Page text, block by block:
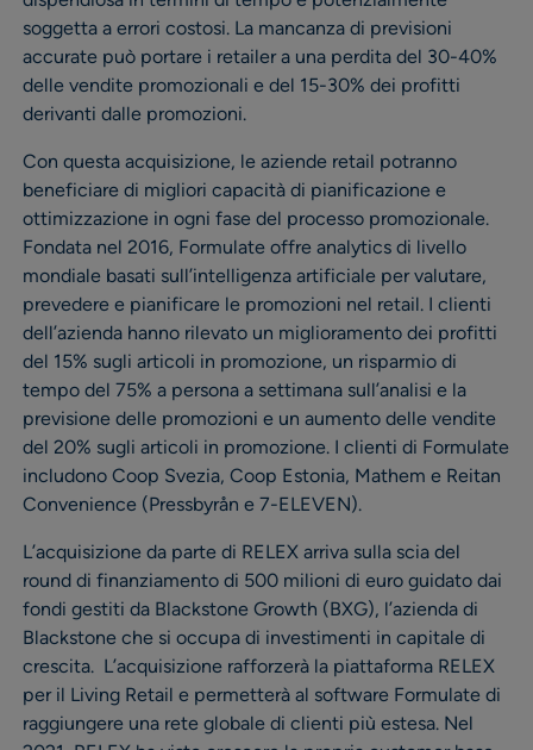
soggetta a errori costosi. La mancanza di previsioni
accurate può portare i retailer a una perdita del 30-40%
delle vendite promozionali e del 15-30% dei profitti
derivanti dalle promozioni.
Con questa acquisizione, le aziende retail potranno
beneficiare di migliori capacità di pianificazione e
ottimizzazione in ogni fase del processo promozionale.
Fondata nel 2016, Formulate offre analytics di livello
mondiale basati sull’intelligenza artificiale per valutare,
prevedere e pianificare le promozioni nel retail. I clienti
dell’azienda hanno rilevato un miglioramento dei profitti
del 15% sugli articoli in promozione, un risparmio di
tempo del 75% a persona a settimana sull’analisi e la
previsione delle promozioni e un aumento delle vendite
del 20% sugli articoli in promozione. I clienti di Formulate
includono Coop Svezia, Coop Estonia, Mathem e Reitan
Convenience (Pressbyrån e 7-ELEVEN).
L’acquisizione da parte di RELEX arriva sulla scia del
round di finanziamento di 500 milioni di euro guidato dai
fondi gestiti da Blackstone Growth (BXG), l’azienda di
Blackstone che si occupa di investimenti in capitale di
crescita. L’acquisizione rafforzerà la piattaforma RELEX
per il Living Retail e permetterà al software Formulate di
raggiungere una rete globale di clienti più estesa. Nel